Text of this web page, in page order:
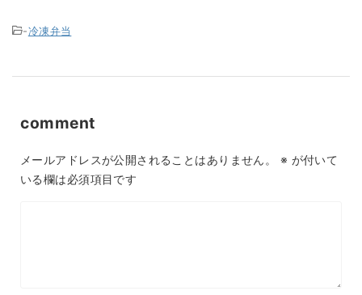
-冷凍弁当
comment
メールアドレスが公開されることはありません。 ※ が付いて
いる欄は必須項目です